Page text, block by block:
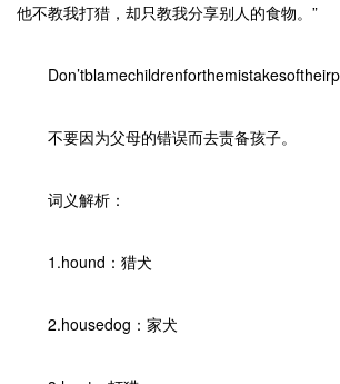
他不教我打猎，却只教我分享别人的食物。”
不要因为父母的错误而去责备孩子。
词义解析：
1.hound：猎犬
2.housedog：家犬